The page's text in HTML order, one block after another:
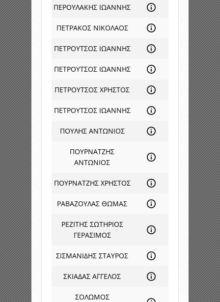
ΠΕΡΟΥΛΑΚΗΣ ΙΩΑΝΝΗΣ
ΠΕΤΡΑΚΟΣ ΝΙΚΟΛΑΟΣ
ΠΕΤΡΟΥΤΣΟΣ ΙΩΑΝΝΗΣ
ΠΕΤΡΟΥΤΣΟΣ ΙΩΑΝΝΗΣ
ΠΕΤΡΟΥΤΣΟΣ ΧΡΗΣΤΟΣ
ΠΕΤΡΟΥΤΣΟΣ ΙΩΑΝΝΗΣ
ΠΟΥΛΗΣ ΑΝΤΩΝΙΟΣ
ΠΟΥΡΝΑΤΖΗΣ
ΑΝΤΩΝΙΟΣ
ΠΟΥΡΝΑΤΖΗΣ ΧΡΗΣΤΟΣ
ΡΑΒΑΖΟΥΛΑΣ ΘΩΜΑΣ
ΡΕΖΙΤΗΣ ΣΩΤΗΡΙΟΣ
ΓΕΡΑΣΙΜΟΣ
ΣΙΣΜΑΝΙΔΗΣ ΣΤΑΥΡΟΣ
ΣΚΙΑΔΑΣ ΑΓΓΕΛΟΣ
ΣΟΛΩΜΟΣ